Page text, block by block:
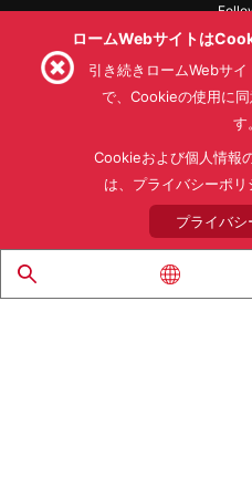
利用目的
プライバシーポリシ
ローム製品の販売に関す
© 1997 - 2026 ROHM CO.,
ロームWebサイトは
引き続きロームWebサ
で、Cookieの使用に
す。
Cookieおよび個人情報
は、プライバシーポリ
プライバシ